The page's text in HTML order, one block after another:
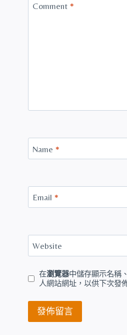
Comment *
Name *
Email *
Website
在瀏覽器中儲存顯示名稱
人網站網址，以供下次發